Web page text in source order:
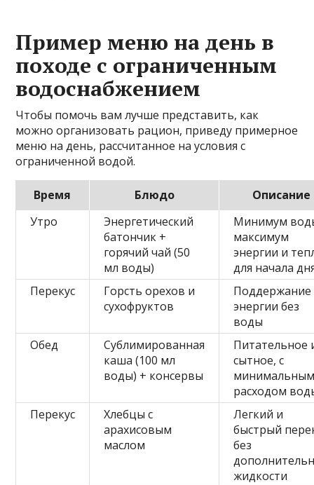
Пример меню на день в
походе с ограниченным
водоснабжением
Чтобы помочь вам лучше представить, как
можно организовать рацион, приведу примерное
меню на день, рассчитанное на условия с
ограниченной водой.
Время Блюдо
Описание
Утро
Энергетический
батончик +
горячий чай (50
мл воды)
Минимум
максимум
энергии и
для начала
Перекус
Горсть орехов и
сухофруктов
Поддержание
энергии без
воды
Обед
Сублимированная
каша (100 мл
воды) + консервы
Питательное
сытное, с
расходом
Перекус
Хлебцы с
арахисовым
маслом
Легкий и
быстрый
без
жидкости